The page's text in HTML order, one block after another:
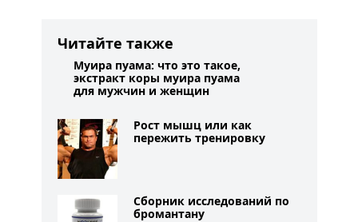
Читайте также
Муира пуама: что это такое,
экстракт коры муира пуама
для мужчин и женщин
Рост мышц или как
пережить тренировку
Сборник исследований по
бромантану